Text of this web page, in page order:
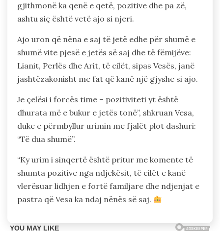
gjithmonë ka qenë e qetë, pozitive dhe pa zë,
ashtu siç është vetë ajo si njeri.
Ajo uron që nëna e saj të jetë edhe për shumë e
shumë vite pjesë e jetës së saj dhe të fëmijëve:
Lianit, Perlës dhe Arit, të cilët, sipas Vesës, janë
jashtëzakonisht me fat që kanë një gjyshe si ajo.
Je çelësi i forcës time – pozitiviteti yt është
dhurata më e bukur e jetës tonë”, shkruan Vesa,
duke e përmbyllur urimin me fjalët plot dashuri:
“Të dua shumë”.
“Ky urim i sinqertë është pritur me komente të
shumta pozitive nga ndjekësit, të cilët e kanë
vlerësuar lidhjen e fortë familjare dhe ndjenjat e
pastra që Vesa ka ndaj nënës së saj.